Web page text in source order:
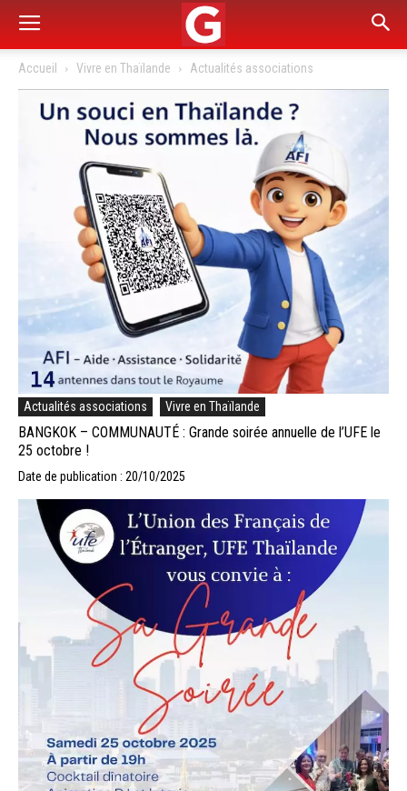
Accueil Vivre en Thaïlande Actualités associations
Actualités associations Vivre en Thaïlande
BANGKOK – COMMUNAUTÉ : Grande soirée annuelle de l’UFE le
25 octobre !
Date de publication : 20/10/2025